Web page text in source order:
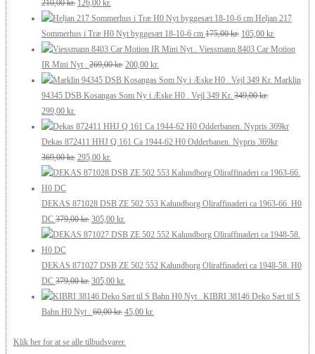
250,00 kr..200,00 kr..
210,00kr.
oprindelige
pris
var:
210,00 kr..
126,00 kr.
aktuelle
pris
er:
126,00 kr..
Heljan 217
Sommerhus i Træ H0 Nyt byggesæt 18-10-6 cm 175,00kr. Den
oprindelige
var:
175,00 kr..
105,00 kr.
aktuelle
er:
105,00 kr..
Viessmann 8403 Car Motion
IR Mini Nyt .
269,00kr. Den
oprindelige
pris
269,00 kr..
200,00 kr.
aktuelle
pris
200,00 kr..
Marklin
94345 DSB Kosangas Som Ny i Æske H0 . Vejl 349 Kr. 349,00kr.
Den
oprindelige
pris
var:
349,00 kr..
299,00 kr.
aktuelle
pris
er:
299,00 kr..
Dekas 872411 HHJ Q 161 Ca 1944-62 H0 Odderbanen. Nypris 369kr
369,00kr. Den
oprindelige
var:
369,00 kr..
295,00 kr.
aktuelle
er:
295,00 kr..
DEKAS 871028 DSB ZE 502 553 Kalundborg Oliraffinaderi ca 1963-66. H0
DC 379,00kr. Den
oprindelige
var:
379,00 kr..
305,00 kr.
aktuelle
er:
DEKAS 871027 DSB ZE 502 552 Kalundborg Oliraffinaderi ca 1948-58. H0
DC 379,00kr. Den
oprindelige
pris
379,00 kr..
305,00 kr.
aktuelle
pris
KIBRI 38146 Deko Sæt til S
Bahn H0 Nyt .
60,00kr. Den
pris
45,00 kr.
Klik her for at se alle tilbudsvarer.